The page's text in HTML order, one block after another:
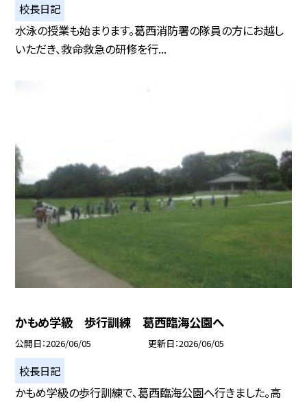
校長日記
水泳の授業も始まります。葛西消防署の隊員の方にお越し
いただき、救命救急の研修を行...
かもめ学級 歩行訓練 葛西臨海公園へ
公開日 2026/06/05 更新日 2026/06/05
校長日記
かもめ学級の歩行訓練で、葛西臨海公園へ行きました。高